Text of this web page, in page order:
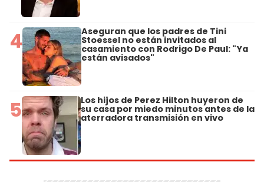
4 Aseguran que los padres de Tini
Stoessel no están invitados al
casamiento con Rodrigo De Paul: "Ya
están avisados"
5 Los hijos de Perez Hilton huyeron de
su casa por miedo minutos antes de la
aterradora transmisión en vivo